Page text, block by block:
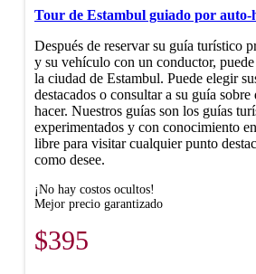
Tour de Estambul guiado por
Después de reservar su guía turístico
y su vehículo con un conductor,
la ciudad de Estambul. Puede elegir
destacados o consultar a su guía
hacer. Nuestros guías son los guías
experimentados y con conocimiento
libre para visitar cualquier punto
como desee.
¡No hay costos ocultos!
Mejor precio garantizado
$395